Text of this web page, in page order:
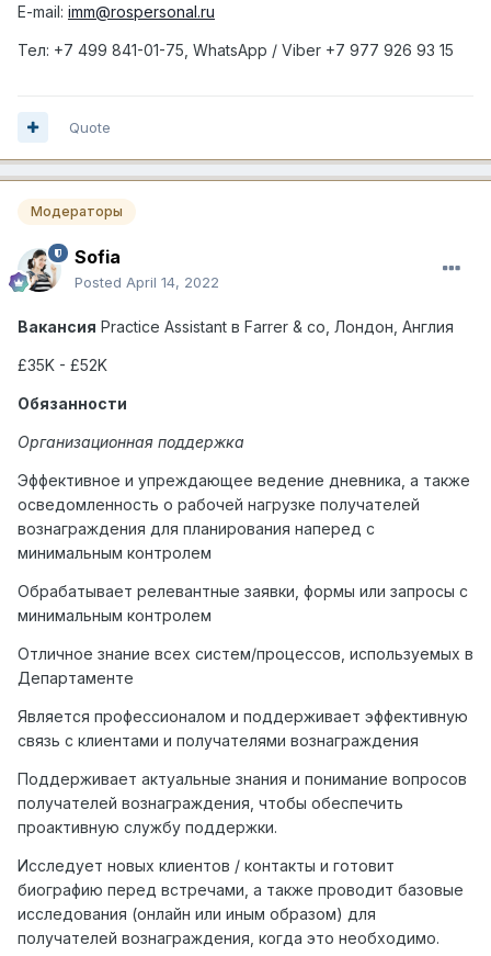
E-mail: imm@rospersonal.ru
Тел: +7 499 841-01-75, WhatsApp / Viber +7 977 926 93 15
Quote
Модераторы
Sofia
Posted April 14, 2022
Вакансия Practice Assistant в Farrer & co, Лондон Англия
£35K - £52K
Обязанности
Организационная поддержка
Эффективное и упреждающее ведение дневника, а также
осведомленность о рабочей нагрузке получателей
вознаграждения для планирования наперед с
минимальным контролем
Обрабатывает релевантные заявки, формы или запросы с
минимальным контролем
Отличное знание всех систем/процессов, используемых в
Департаменте
Является профессионалом и поддерживает эффективную
связь с клиентами и получателями вознаграждения
Поддерживает актуальные знания и понимание вопросов
получателей вознаграждения, чтобы обеспечить
проактивную службу поддержки.
Исследует новых клиентов / контакты и готовит
биографию перед встречами, а также проводит базовые
исследования (онлайн или иным образом) для
получателей вознаграждения, когда это необходимо.